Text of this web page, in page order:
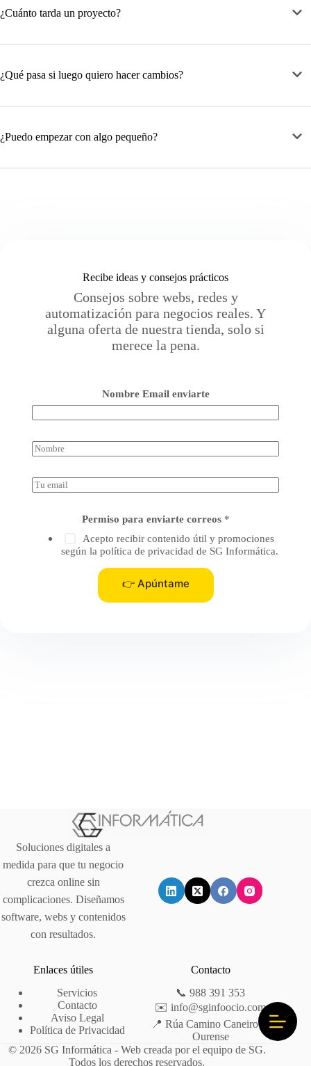
¿Cuánto tarda un proyecto?
¿Qué pasa si luego quiero hacer cambios?
¿Puedo empezar con algo pequeño?
Recibe ideas y consejos prácticos
Consejos sobre webs, redes y
automatización para negocios reales. Y
alguna oferta de nuestra tienda, solo si
merece la pena.
Nombre Email enviarte
N
o
b
r
E
m
Permiso para enviarte correos *
Acepto recibir contenido útil y promociones
según la política de privacidad de SG Informática.
👉 Apúntame
Soluciones digitales a
medida para que tu negocio
crezca online sin
complicaciones. Diseñamos
software, webs y contenidos
con resultados.
Enlaces útiles
Servicios
Contacto
Aviso Legal
Política de Privacidad
Contacto
📞 988 391 353
✉️info@sginfoocio.com
📍 Rúa Camino Caneiro 5,
Ourense
© 2026 SG Informática - Web creada por el equipo de SG.
Todos los derechos reservados.